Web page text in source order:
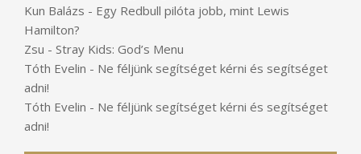
Kun Balázs - Egy Redbull pilóta jobb, mint Lewis
Hamilton?
Zsu - Stray Kids: God’s Menu
Tóth Evelin - Ne féljünk segítséget kérni és segítséget
adni!
Tóth Evelin - Ne féljünk segítséget kérni és segítséget
adni!